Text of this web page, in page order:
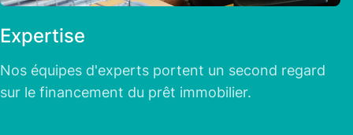
Expertise
Nos équipes d'experts portent un second regard
sur le financement du prêt immobilier.